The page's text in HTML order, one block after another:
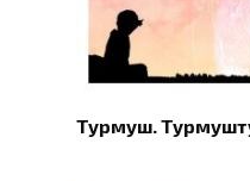
Турмуш.